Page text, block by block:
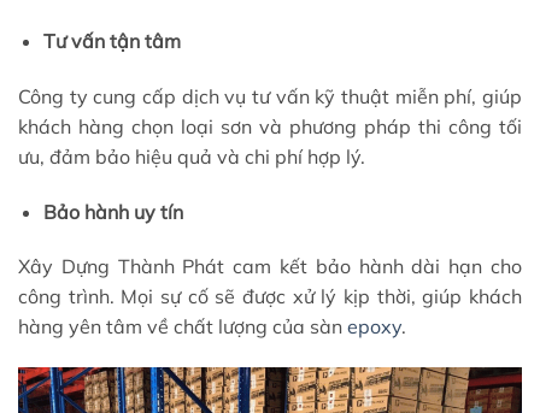
Tư vấn tận tâm
Công ty cung cấp dịch vụ tư vấn kỹ thuật miễn phí, giúp
khách hàng chọn loại sơn và phương pháp thi công tối
ưu, đảm bảo hiệu quả và chi phí hợp lý.
Bảo hành uy tín
Xây Dựng Thành Phát cam kết bảo hành dài hạn cho
công trình. Mọi sự cố sẽ được xử lý kịp thời, giúp khách
hàng yên tâm về chất lượng của sàn epoxy.